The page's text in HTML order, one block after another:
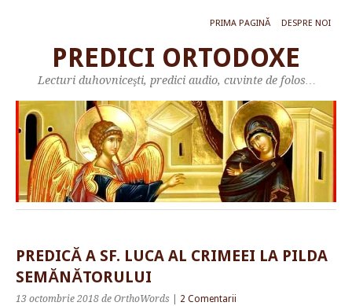
PRIMA PAGINĂ DESPRE NOI
PREDICI ORTODOXE
Lecturi duhovniceşti, predici audio, cuvinte de folos…
PREDICĂ A SF. LUCA AL CRIMEEI LA PILDA
SEMĂNĂTORULUI
13 octombrie 2018 de OrthoWords 2 Comentarii